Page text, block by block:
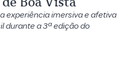
experiência imersiva e afetiva
durante a 3ª edição do